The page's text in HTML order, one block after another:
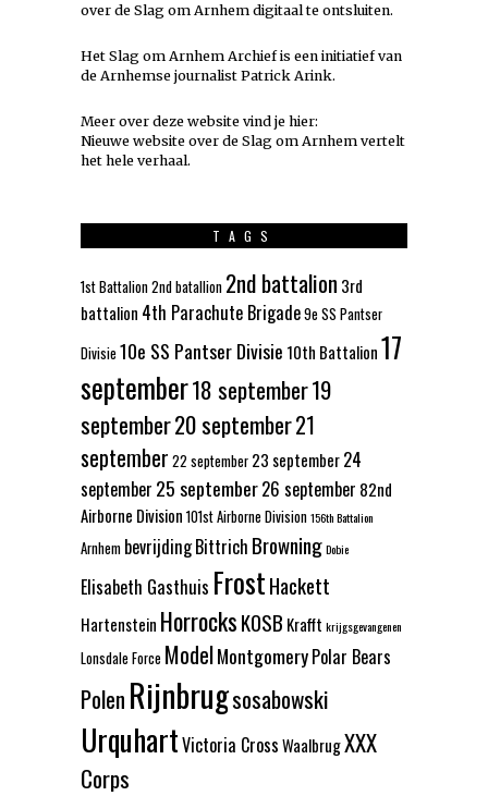
over de Slag om Arnhem digitaal te ontsluiten.
Het Slag om Arnhem Archief is een initiatief van
de Arnhemse journalist Patrick Arink.
Meer over deze website vind je hier:
Nieuwe website over de Slag om Arnhem vertelt
het hele verhaal.
TAGS
1st Battalion2nd batallion 2nd battalion 3rd
battalion 4th Parachute Brigade9e SS Pantser
Divisie 10e SS Pantser Divisie 10th Battalion17
september18 september19
september20 september21
september 22 september 23 september24
september 25 september26 september 82nd
Airborne Division 101st Airborne Division156th Battalion
Arnhem bevrijdingBittrich BrowningDobie
Elisabeth Gasthuis FrostHackett
Hartenstein HorrocksKOSB Krafft krijgsgevangenen
Lonsdale Force ModelMontgomeryPolar Bears
PolenRijnbrugsosabowski
UrquhartVictoria CrossWaalbrugXXX
Corps